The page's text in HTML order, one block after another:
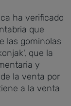
ha verificado
que
las gominolas
que la
y
la venta por
a la venta